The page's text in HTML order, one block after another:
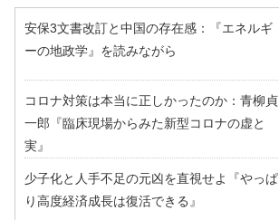
安保3文書改訂と中国の存在感：『エネルギ
ーの地政学』を読みながら
コロナ対策は本当に正しかったのか：青柳貞
一郎『臨床現場からみた新型コロナの虚と
実』
少子化と人手不足の元凶を直視せよ『やっぱ
り高度経済成長は復活できる』